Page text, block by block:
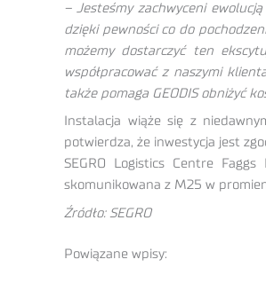
– Jesteśmy zachwyceni
dzięki pewności co do
możemy dostarczyć ten
współpracować z naszymi
także pomaga GEODIS obniżyć
Instalacja wiąże się z
potwierdza, że inwestycja jest
SEGRO Logistics Centre
skomunikowana z M25 w
Źródło: SEGRO
Powiązane wpisy: